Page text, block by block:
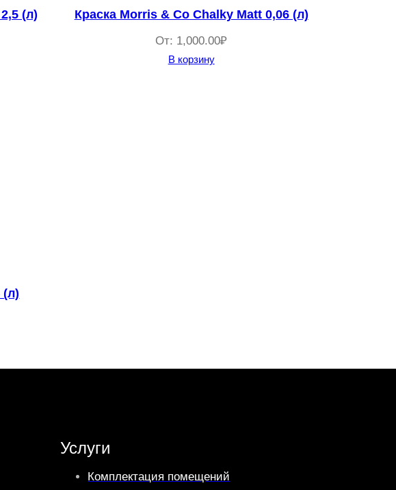
(л) Краска Morris & Co Chalky Matt 0,06 (л)
От: 1,000.00₽
В корзину
(л)
Услуги
Комплектация помещений